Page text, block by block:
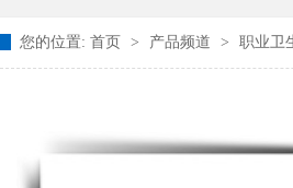
您的位置: 首页 > 产品频道 > 职业卫